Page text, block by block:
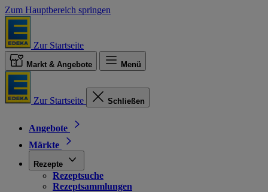
Zum Hauptbereich springen
Zur Startseite
Markt & Angebote Menü
Zur Startseite Schließen
Angebote
Märkte
Rezepte
Rezeptsuche
Rezeptsammlungen